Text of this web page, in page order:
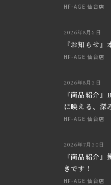
HF-AGE 仙台店
2026年8月5日
『お知らせ
HF-AGE 仙台店
2026年8月3日
『商品紹介
に映える、深
HF-AGE 仙台店
2026年7月30日
『商品紹介
きです！
HF-AGE 仙台店